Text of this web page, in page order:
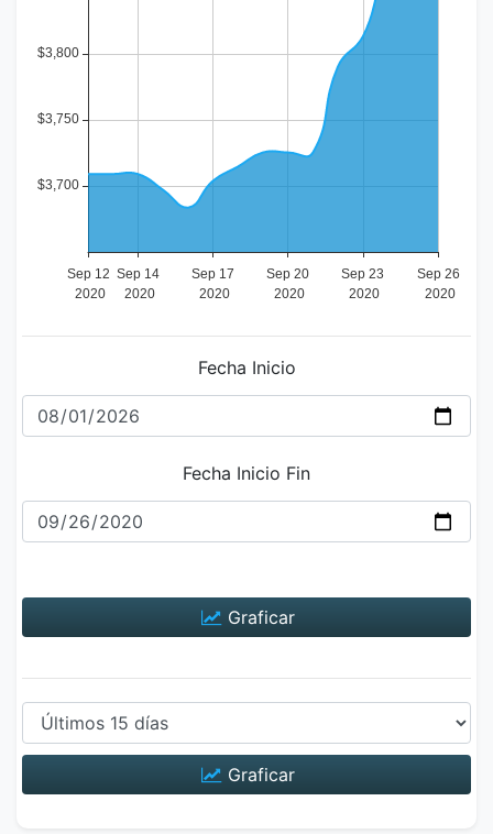
Fecha Inicio
Fecha Inicio Fin
Graficar
Graficar